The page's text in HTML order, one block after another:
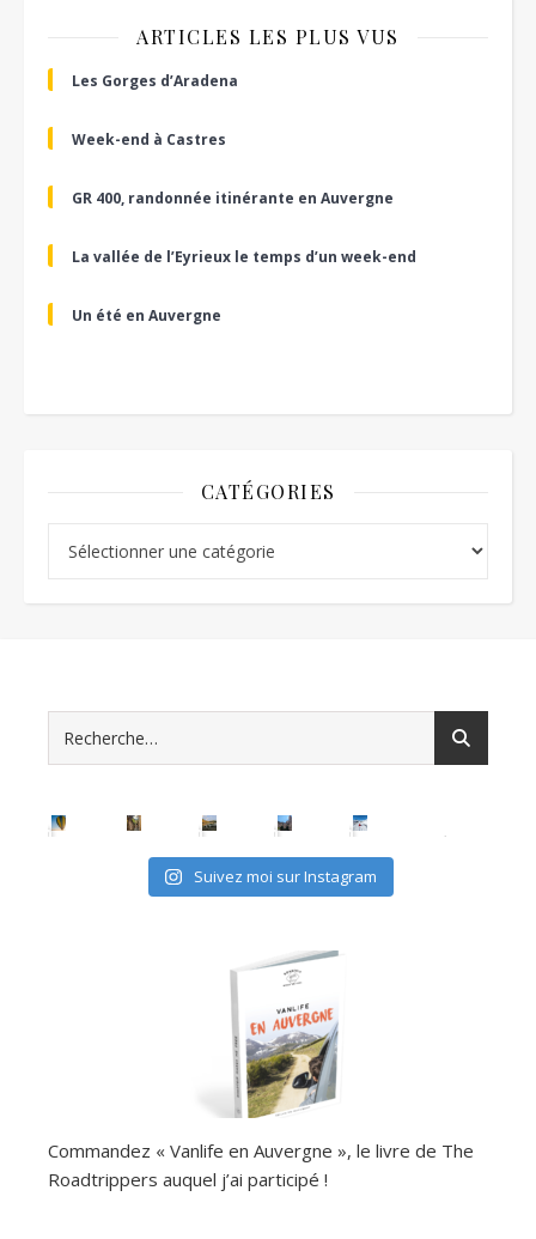
ARTICLES LES PLUS VUS
Les Gorges d’Aradena
Week-end à Castres
GR 400, randonnée itinérante en Auvergne
La vallée de l’Eyrieux le temps d’un week-end
Un été en Auvergne
CATÉGORIES
Suivez moi sur Instagram
Commandez « Vanlife en Auvergne », le livre de The
Roadtrippers auquel j’ai participé !